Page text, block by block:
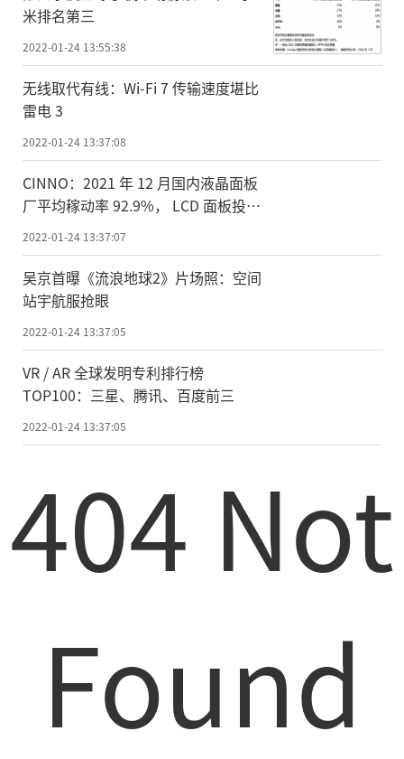
米排名第三
2022-01-24 13:55:38
无线取代有线：Wi-Fi 7 传输速度堪比
雷电 3
2022-01-24 13:37:08
CINNO：2021 年 12 月国内液晶面板
厂平均稼动率 92.9%， LCD 面板投产
面积达全年最高记录
2022-01-24 13:37:07
吴京首曝《流浪地球2》片场照：空间
站宇航服抢眼
2022-01-24 13:37:05
VR / AR 全球发明专利排行榜
TOP100：三星、腾讯、百度前三
2022-01-24 13:37:05
404 Not
Found